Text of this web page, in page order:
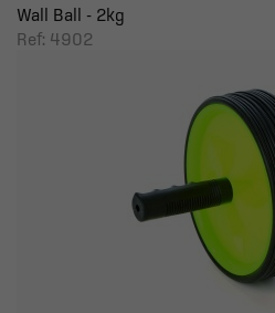
Wall Ball - 2kg
Ref: 4902